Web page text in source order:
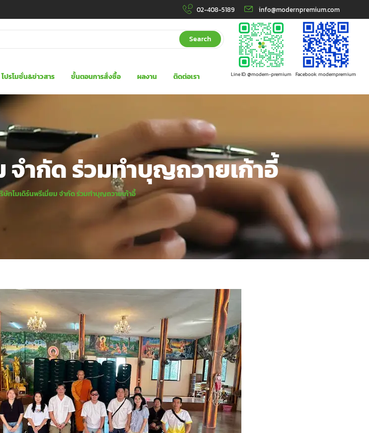
02-408-5189 info@modernpremium.com
Search
โปรโมชั่น&ข่าวสาร ขั้นตอนการสั่งซื้อ ผลงาน ติดต่อเรา Line ID: @modern-premium Facebook: modernpremium
จำกัด ร่วมทำบุญถวายเก้าอี้
ษัทโมเดิร์นพรีเมี่ยม จำกัด ร่วมทำบุญถวายเก้าอี้